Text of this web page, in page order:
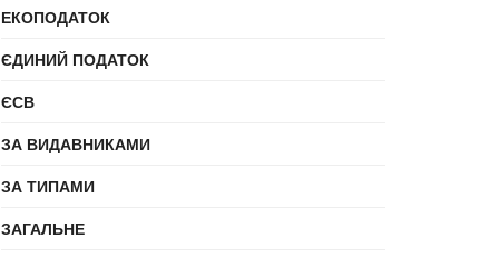
ЕКОПОДАТОК
ЄДИНИЙ ПОДАТОК
ЄСВ
ЗА ВИДАВНИКАМИ
ЗА ТИПАМИ
ЗАГАЛЬНЕ